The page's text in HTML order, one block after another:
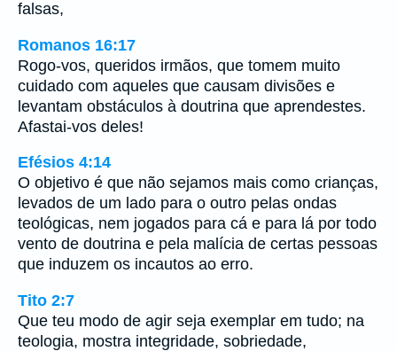
falsas,
Romanos 16:17
Rogo-vos, queridos irmãos, que tomem muito
cuidado com aqueles que causam divisões e
levantam obstáculos à doutrina que aprendestes.
Afastai-vos deles!
Efésios 4:14
O objetivo é que não sejamos mais como crianças,
levados de um lado para o outro pelas ondas
teológicas, nem jogados para cá e para lá por todo
vento de doutrina e pela malícia de certas pessoas
que induzem os incautos ao erro.
Tito 2:7
Que teu modo de agir seja exemplar em tudo; na
teologia, mostra integridade, sobriedade,